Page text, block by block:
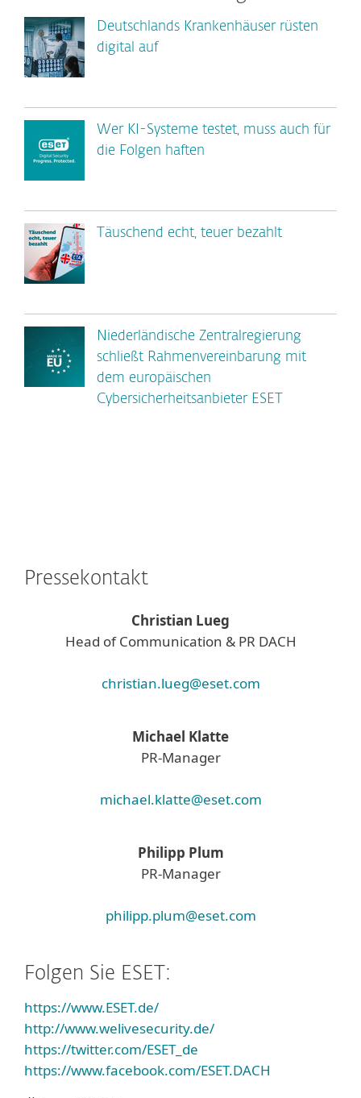
Deutschlands Krankenhäuser rüsten
digital auf
Wer KI-Systeme testet, muss auch für
die Folgen haften
Täuschend echt, teuer bezahlt
Niederländische Zentralregierung
schließt Rahmenvereinbarung mit
dem europäischen
Cybersicherheitsanbieter ESET
Pressekontakt
Christian Lueg
Head of Communication & PR DACH
christian.lueg@eset.com
Michael Klatte
PR-Manager
michael.klatte@eset.com
Philipp Plum
PR-Manager
philipp.plum@eset.com
Folgen Sie ESET:
https://www.ESET.de/
http://www.welivesecurity.de/
https://twitter.com/ESET_de
https://www.facebook.com/ESET.DACH